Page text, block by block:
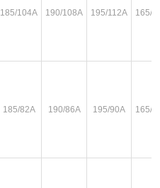
185/104A 190/108A 195/112A 165/
185/82A 190/86A 195/90A 165/